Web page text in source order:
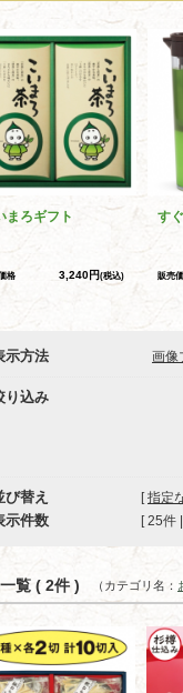
まろギフト
格 3,240円(税込)
す
販売
示方法 画像
り込み
び替え [指定
示件数 [ 25件
覧 ( 2件 ) （カテゴリ名：